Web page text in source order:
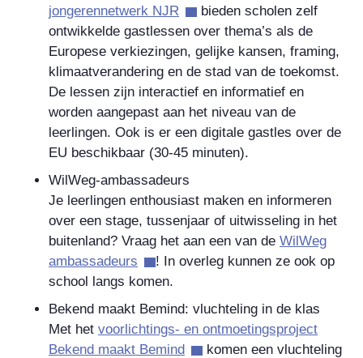
jongerennetwerk NJR
bieden scholen zelf
ontwikkelde gastlessen over thema’s als de
Europese verkiezingen, gelijke kansen, framing,
klimaatverandering en de stad van de toekomst.
De lessen zijn interactief en informatief en
worden aangepast aan het niveau van de
leerlingen. Ook is er een digitale gastles over de
EU beschikbaar (30-45 minuten).
WilWeg-ambassadeurs
Je leerlingen enthousiast maken en informeren
over een stage, tussenjaar of uitwisseling in het
buitenland? Vraag het aan een van de WilWeg
ambassadeurs
! In overleg kunnen ze ook op
school langs komen.
Bekend maakt Bemind: vluchteling in de klas
Met het voorlichtings- en ontmoetingsproject
Bekend maakt Bemind
komen een vluchteling